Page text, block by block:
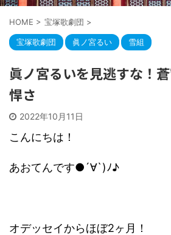
HOME > 宝塚歌劇団 >
宝塚歌劇団 眞ノ宮るい 雪組
眞ノ宮るいを見逃すな！
悍さ
2022年10月11日
こんにちは！
あおてんです●´∀`)ﾉ♪
オデッセイからほぼ2ヶ月！